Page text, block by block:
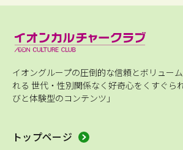
イオングループの圧倒的な信頼とボリュー
れる 世代・性別関係なく好奇心をくすぐら
びと体験型のコンテンツ」
トップページ